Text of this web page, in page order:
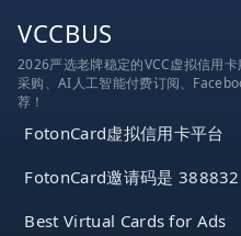
VCCBUS
2026严选老牌稳定的VCC虚拟信用
采购、AI人工智能付费订阅、
荐！
FotonCard虚拟信用卡平台
FotonCard邀请码是 388832
Best Virtual Cards for Ads